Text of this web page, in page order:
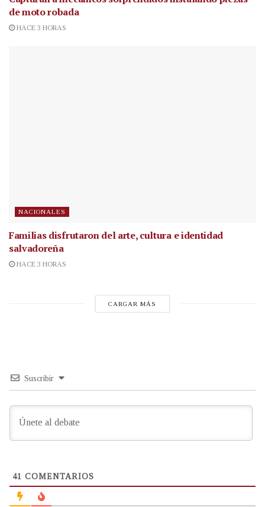
de moto robada
HACE 3 HORAS
NACIONALES
Familias disfrutaron del arte, cultura e identidad
salvadoreña
HACE 3 HORAS
CARGAR MÁS
Suscribir
41 COMENTARIOS